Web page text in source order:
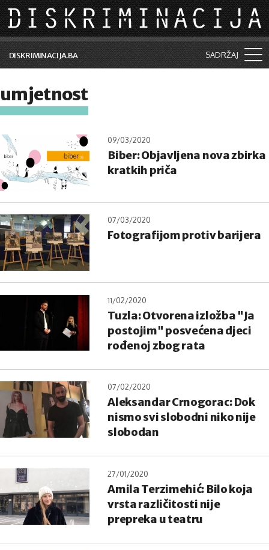
Skip to main content
DISKRIMINACIJA.BA SADRŽAJ
Vijesti i događaji
Kolumne
Lične priče
Saradnja sa medijima
Pretraga
umjetnost
09/03/2020
Biber: Objavljena nova zbirka
kratkih priča
07/03/2020
Fotografijom protiv barijera
11/02/2020
Tuzla: Otvorena izložba "Ja
postojim" posvećena djeci
rođenoj zbog rata
07/02/2020
Aleksandar Crnogorac: Dok
nismo svi slobodni niko nije
slobodan
27/01/2020
Amila Terzimehić: Bilo koja
vrsta različitosti nije
prepreka u teatru